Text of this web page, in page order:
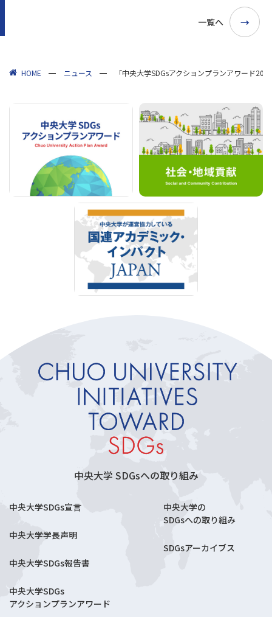
一覧へ
HOME ニュース 「中央大学SDGsアクションプランアワード
中央大学 SDGsへの取り組み
中央大学SDGs宣言
中央大学学長声明
中央大学SDGs報告書
中央大学SDGs
アクションプランアワード
中央大学の
SDGsへの取り組み
SDGsアーカイブス